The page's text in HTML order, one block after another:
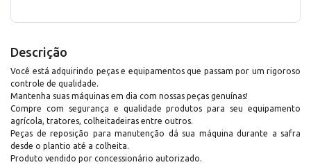
Descrição
Você está adquirindo peças e equipamentos que passam por um rigoroso
controle de qualidade.
Mantenha suas máquinas em dia com nossas peças genuínas!
Compre com segurança e qualidade produtos para seu equipamento
agrícola, tratores, colheitadeiras entre outros.
Peças de reposição para manutenção dá sua máquina durante a safra
desde o plantio até a colheita.
Produto vendido por concessionário autorizado.